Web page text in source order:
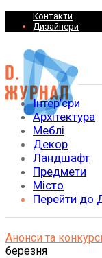
Контакти
Дизайнери
Інтер’єри
Архітектура
Меблі
Декор
Ландшафт
Предмети
Місто
Перейти до
Анонси та
березня